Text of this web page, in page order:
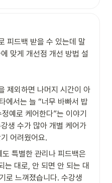
피드백 받을 수 있는데 말
맞게 개선점 개선 방법 설
제외하면 나머지 시간이 아
에서는 늘 “너무 바빠서 밥
예로 케어한다”는 이야기
생 수가 많아 개별 케어가
어려웠어요.
특별한 관리나 피드백은
는 대로, 안 되면 안 되는 대
로 느껴졌습니다. 수강생